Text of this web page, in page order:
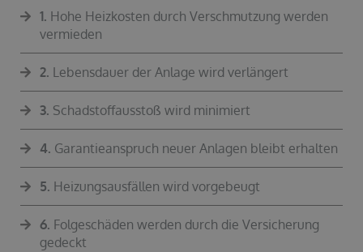
1. Hohe Heizkosten durch Verschmutzung werden
vermieden
2. Lebensdauer der Anlage wird verlängert
3. Schadstoffausstoß wird minimiert
4. Garantieanspruch neuer Anlagen bleibt erhalten
5. Heizungsausfällen wird vorgebeugt
6. Folgeschäden werden durch die Versicherung
gedeckt